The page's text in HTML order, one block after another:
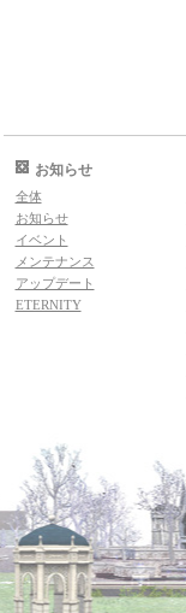
お知らせ
全体
お知らせ
イベント
メンテナンス
アップデート
ETERNITY